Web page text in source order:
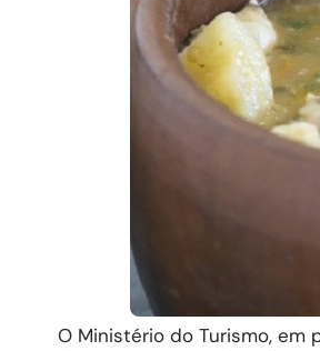
O Ministério do Turismo, em